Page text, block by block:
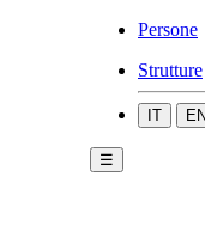
Persone
Strutture
IT EN
☰